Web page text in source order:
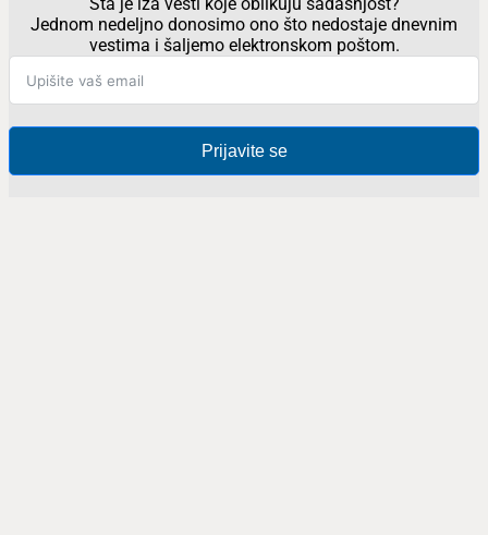
Jednom nedeljno donosimo ono što nedostaje dnevnim
vestima i šaljemo elektronskom poštom.
Prijavite se